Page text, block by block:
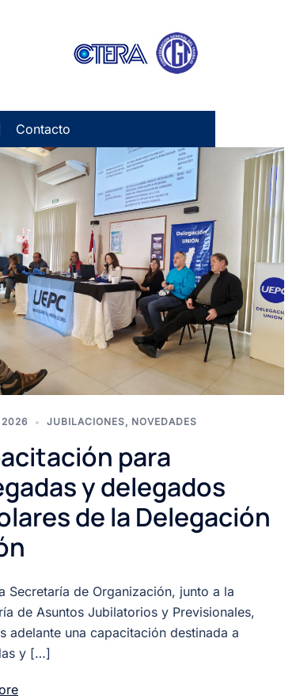
Contacto
2026 JUBILACIONES, NOVEDADES
para
y delegados
de la Delegación
Secretaría de Organización, junto a la
de Asuntos Jubilatorios y Previsionales,
adelante una capacitación destinada a
y […]